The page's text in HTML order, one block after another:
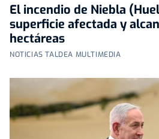
El incendio de Niebla
superficie afectada y
hectáreas
NOTICIAS TALDEA MULTIMEDIA